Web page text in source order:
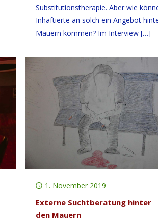
Substitutionstherapie. Aber wie
Inhaftierte an solch ein Angebot
Mauern kommen? Im Interview[…]
1. November 2019
Externe Suchtberatung hinter
den Mauern